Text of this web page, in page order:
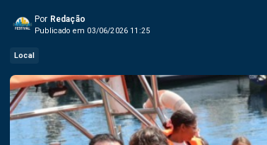
Por Redação
Publicado em 03/06/2026 11:25
Local